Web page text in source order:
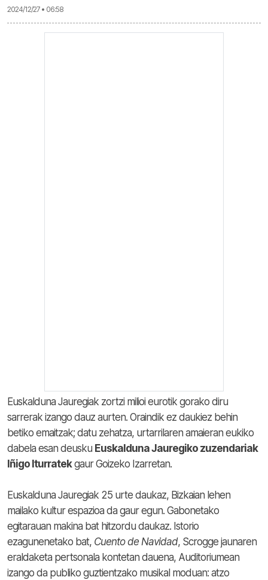
2024/12/27 • 06:58
Euskalduna Jauregiak zortzi milioi eurotik gorako diru
sarrerak izango dauz aurten. Oraindik ez daukiez behin
betiko emaitzak; datu zehatza, urtarrilaren amaieran eukiko
dabela esan deusku Euskalduna Jauregiko zuzendariak
Iñigo Iturratekgaur Goizeko Izarretan.
Euskalduna Jauregiak 25 urte daukaz, Bizkaian lehen
mailako kultur espazioa da gaur egun. Gabonetako
egitarauan makina bat hitzordu daukaz. Istorio
ezagunenetako bat, Cuento de Navidad, Scrogge jaunaren
eraldaketa pertsonala kontetan dauena, Auditoriumean
izango da publiko guztientzako musikal moduan: atzo